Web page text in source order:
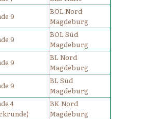
9
BOL Nord
Magdeburg
9
BOL Süd
Magdeburg
9
BL Nord
Magdeburg
9
BL Süd
Magdeburg
4
BK Nord
Magdeburg